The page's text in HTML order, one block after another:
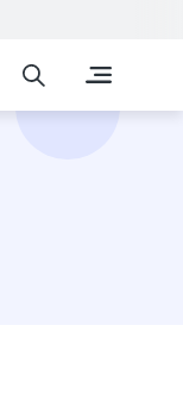
Beauté et
Ampoule